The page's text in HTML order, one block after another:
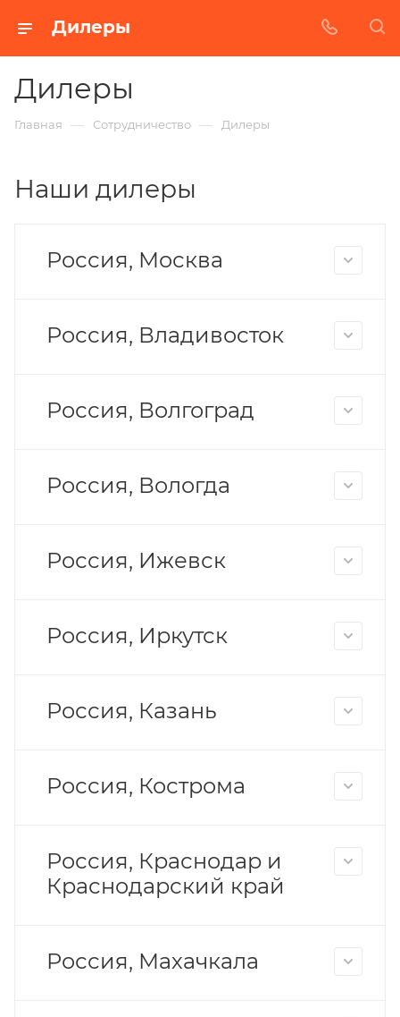
Дилеры
Дилеры
Главная — Сотрудничество — Дилеры
Наши дилеры
Россия, Москва
Россия, Владивосток
Россия, Волгоград
Россия, Вологда
Россия, Ижевск
Россия, Иркутск
Россия, Казань
Россия, Кострома
Россия, Краснодар и
Краснодарский край
Россия, Махачкала